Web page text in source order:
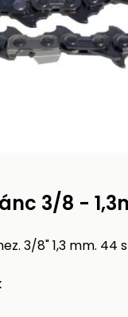
3/8 -
3/8" 1,3 mm. 44